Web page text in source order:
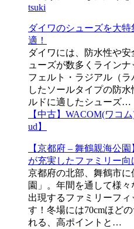
tsuki
ダイワのシューズを大
適！
ダイワには、防水性や
ューズが数多くライン
フェルト・ラジアル（
したソールタイプの防
ルドに適したシューズ…
【中古】WACOM(ワコ
ud】
【京都府 – 舞鶴親海公
が充実したファミリー向
京都府の北部、舞鶴市
園」。年間を通して様
出現するファミリーフ
す！冬場には70cmほど
れる、高ポイントと…